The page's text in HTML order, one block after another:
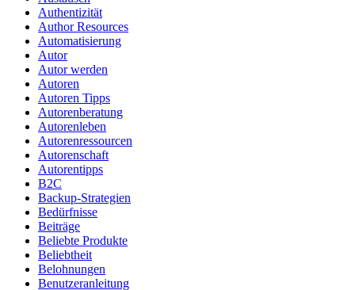
Authentizität
Author Resources
Automatisierung
Autor
Autor werden
Autoren
Autoren Tipps
Autorenberatung
Autorenleben
Autorenressourcen
Autorenschaft
Autorentipps
B2C
Backup-Strategien
Bedürfnisse
Beiträge
Beliebte Produkte
Beliebtheit
Belohnungen
Benutzeranleitung